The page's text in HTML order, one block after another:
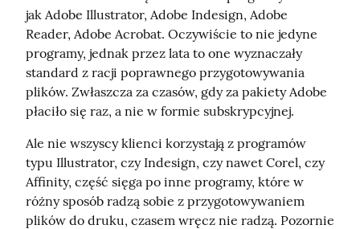
jak Adobe Illustrator, Adobe Indesign, Adobe
Reader, Adobe Acrobat. Oczywiście to nie jedyne
programy, jednak przez lata to one wyznaczały
standard z racji poprawnego przygotowywania
plików. Zwłaszcza za czasów, gdy za pakiety Adobe
płaciło się raz, a nie w formie subskrypcyjnej.
Ale nie wszyscy klienci korzystają z programów
typu Illustrator, czy Indesign, czy nawet Corel, czy
Affinity, część sięga po inne programy, które w
różny sposób radzą sobie z przygotowywaniem
plików do druku, czasem wręcz nie radzą. Pozornie